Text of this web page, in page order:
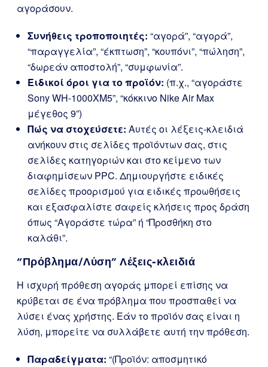
αγοράσουν.
Συνήθεις τροποποιητές: “αγορά”, “αγορά”,
“παραγγελία”, “έκπτωση”, “κουπόνι”, “πώληση”,
“δωρεάν αποστολή”, “συμφωνία”.
Ειδικοί όροι για το προϊόν: (π.χ., “αγοράστε
Sony WH-1000XM5”, “κόκκινο Nike Air Max
μέγεθος 9”)
Πώς να στοχεύσετε: Αυτές οι λέξεις-κλειδιά
ανήκουν στις σελίδες προϊόντων σας, στις
σελίδες κατηγοριών και στο κείμενο των
διαφημίσεων PPC. Δημιουργήστε ειδικές
σελίδες προορισμού για ειδικές προωθήσεις
και εξασφαλίστε σαφείς κλήσεις προς δράση
όπως “Αγοράστε τώρα” ή “Προσθήκη στο
καλάθι”.
“Πρόβλημα/Λύση” Λέξεις-κλειδιά
Η ισχυρή πρόθεση αγοράς μπορεί επίσης να
κρύβεται σε ένα πρόβλημα που προσπαθεί να
λύσει ένας χρήστης. Εάν το προϊόν σας είναι η
λύση, μπορείτε να συλλάβετε αυτή την πρόθεση.
Παραδείγματα: “(Προϊόν: αποσμητικό